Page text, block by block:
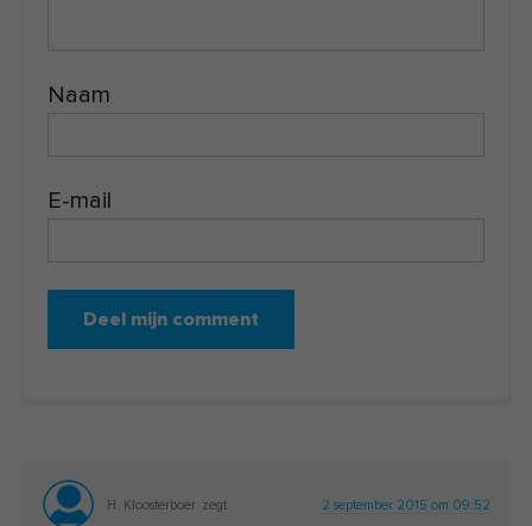
Naam
E-mail
H. Kloosterboer zegt 2 september 2015 om 09:52